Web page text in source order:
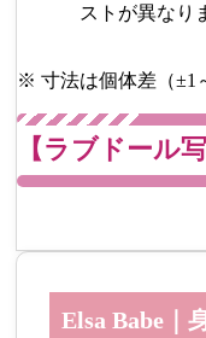
ストが異なり
※ 寸法は個体差（±1
【ラブドール
Elsa Babe｜